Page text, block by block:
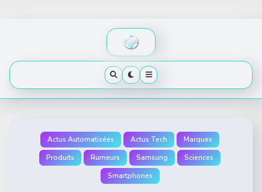
Actus Automatisées Actus Tech
Marques
Produits
Rumeurs Samsung
Sciences
Smartphones